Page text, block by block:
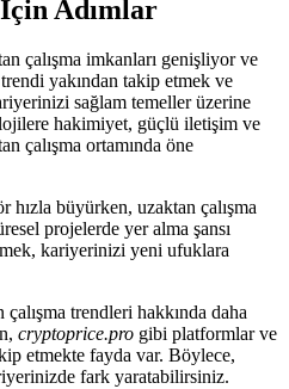
Adımlar
çalışma imkanları genişliyor ve
yakından takip etmek ve
sağlam temeller üzerine
hakimiyet, güçlü iletişim ve
çalışma ortamında öne
hızla büyürken, uzaktan çalışma
projelerde yer alma şansı
kariyerinizi yeni ufuklara
trendleri hakkında daha
cryptoprice.pro gibi platformlar ve
etmekte fayda var. Böylece,
fark yaratabilirsiniz.